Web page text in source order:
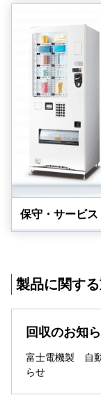
保守・サービス
製品に関す
回収のお知
富士電機製 自
らせ